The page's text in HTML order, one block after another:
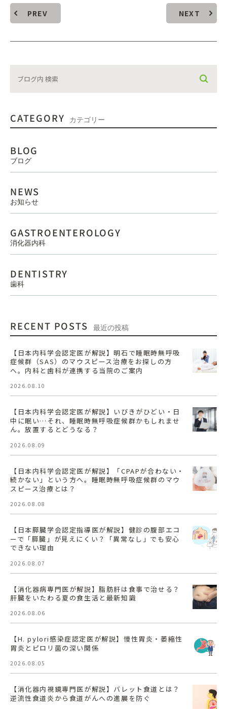
PREV NEXT
CATEGORY カテゴリー
BLOG
ブログ
NEWS
お知らせ
GASTROENTEROLOGY
消化器内科
DENTISTRY
歯科
RECENT POSTS 最近の投稿
【日本内科学会認定医が解説】明石で睡眠時無呼吸
症候群（SAS）のマウスピース治療をお探しの方
へ。内科と歯科が連携する当院のご案内
2026.08.10
【日本内科学会認定医が解説】いびきがひどい・日
中に眠い…それ、睡眠時無呼吸症候群かもしれませ
ん。放置するとどうなる？
2026.08.09
【日本内科学会認定医が解説】「CPAPが合わない・
続かない」という方へ。睡眠時無呼吸症候群のマウ
スピース治療とは？
2026.08.08
【日本膵臓学会認定指導医が解説】健診の腹部エコ
ーで「膵臓」が見えにくい？「異常なし」でも安心
できない理由
2026.08.07
【消化器病専門医が解説】脂肪肝は食事で治せる？
肝臓をいたわる夏の食生活と最新知識
2026.08.06
【H. pylori感染症認定医が解説】慢性胃炎・萎縮性
胃炎とピロリ菌の深い関係
2026.08.05
【消化器内視鏡専門医が解説】バレット食道とは？
逆流性食道炎から食道がんへの進展を防ぐ